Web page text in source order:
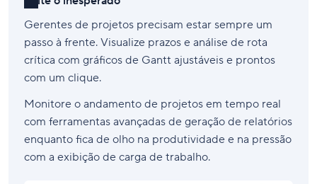
Gerentes de projetos precisam estar sempre um
passo à frente. Visualize prazos e análise de rota
crítica com gráficos de Gantt ajustáveis e prontos
com um clique.
Monitore o andamento de projetos em tempo real
com ferramentas avançadas de geração de relatórios
enquanto fica de olho na produtividade e na pressão
com a exibição de carga de trabalho.